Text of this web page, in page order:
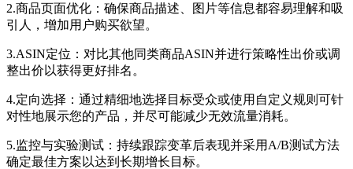
2.商品页面优化：确保商品描述、图片等信息都容易理解和吸
引人，增加用户购买欲望。
3.ASIN定位：对比其他同类商品ASIN并进行策略性出价或调
整出价以获得更好排名。
4.定向选择：通过精细地选择目标受众或使用自定义规则可针
对性地展示您的产品，并尽可能减少无效流量消耗。
5.监控与实验测试：持续跟踪变革后表现并采用A/B测试方法
确定最佳方案以达到长期增长目标。